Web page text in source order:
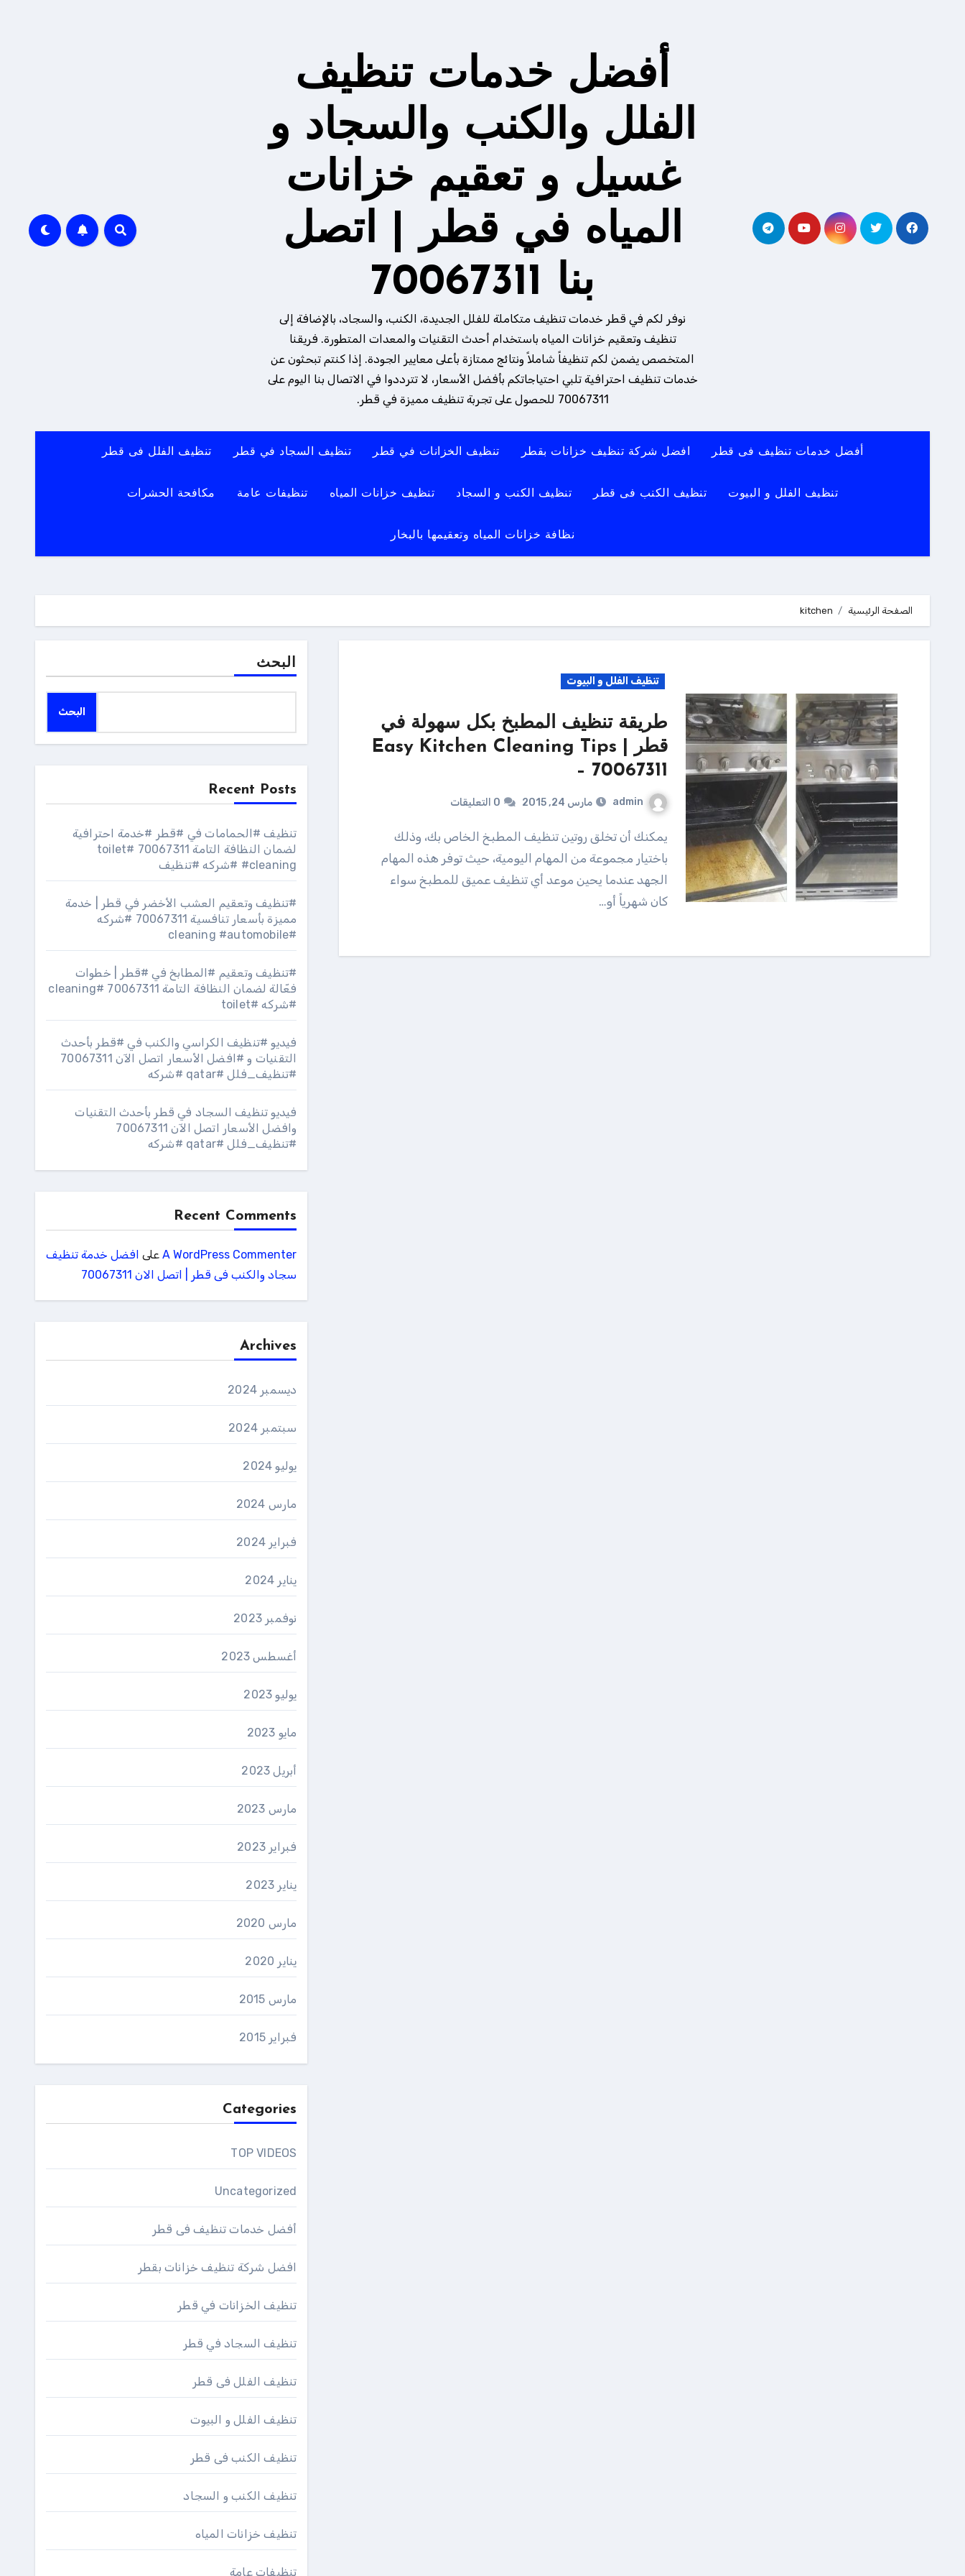
أفضل خدمات تنظيف
الفلل والكنب والسجاد و
غسيل و تعقيم خزانات
المياه في قطر | اتصل
بنا 70067311
نوفر لكم في قطر خدمات تنظيف متكاملة للفلل الجديدة، الكنب، والسجاد، بالإضافة إلى
تنظيف وتعقيم خزانات المياه باستخدام أحدث التقنيات والمعدات المتطورة. فريقنا
المتخصص يضمن لكم تنظيفاً شاملاً ونتائج ممتازة بأعلى معايير الجودة. إذا كنتم تبحثون عن
خدمات تنظيف احترافية تلبي احتياجاتكم بأفضل الأسعار، لا تترددوا في الاتصال بنا اليوم على
70067311 للحصول على تجربة تنظيف مميزة في قطر.
أفضل خدمات تنظيف فى قطر افضل شركة تنظيف خزانات بقطر تنظيف الخزانات في قطر تنظيف السجاد في قطر تنظيف الفلل فى قطر
تنظيف الفلل و البيوت تنظيف الكنب فى قطر تنظيف الكنب و السجاد تنظيف خزانات المياه تنظيفات عامة مكافحة الحشرات
نظافة خزانات المياه وتعقيمها بالبخار
الصفحة الرئيسية kitchen
تنظيف الفلل و البيوت
طريقة تنظيف المطبخ بكل سهولة في
قطر | Easy Kitchen Cleaning Tips
– 70067311
admin مارس 24, 2015 0 التعليقات
يمكنك أن تخلق روتين تنظيف المطبخ الخاص بك، وذلك
باختيار مجموعة من المهام اليومية، حيث توفر هذه المهام
الجهد عندما يحين موعد أي تنظيف عميق للمطبخ سواء
كان شهرياً أو…
البحث
البحث
Recent Posts
تنظيف #الحمامات في #قطر #خدمة احترافية
لضمان النظافة التامة 70067311 #toilet
#cleaning #شركه #تنظيف
#تنظيف وتعقيم العشب الأخضر في قطر | خدمة
مميزة بأسعار تنافسية 70067311 #شركه
#cleaning #automobile
#تنظيف وتعقيم #المطابخ في #قطر | خطوات
فعّالة لضمان النظافة التامة 70067311 #cleaning
#شركه #toilet
فيديو #تنظيف الكراسي والكنب في #قطر بأحدث
التقنيات و #افضل الأسعار اتصل الآن 70067311
#تنظيف_فلل #qatar #شركه
فيديو تنظيف السجاد في قطر بأحدث التقنيات
وافضل الأسعار اتصل الآن 70067311
#تنظيف_فلل #qatar #شركه
Recent Comments
A WordPress Commenterعلى افضل خدمة تنظيف
سجاد والكنب فى قطر | اتصل الان 70067311
Archives
ديسمبر 2024
سبتمبر 2024
يوليو 2024
مارس 2024
فبراير 2024
يناير 2024
نوفمبر 2023
أغسطس 2023
يوليو 2023
مايو 2023
أبريل 2023
مارس 2023
فبراير 2023
يناير 2023
مارس 2020
يناير 2020
مارس 2015
فبراير 2015
Categories
TOP VIDEOS
Uncategorized
أفضل خدمات تنظيف فى قطر
افضل شركة تنظيف خزانات بقطر
تنظيف الخزانات في قطر
تنظيف السجاد في قطر
تنظيف الفلل فى قطر
تنظيف الفلل و البيوت
تنظيف الكنب فى قطر
تنظيف الكنب و السجاد
تنظيف خزانات المياه
تنظيفات عامة